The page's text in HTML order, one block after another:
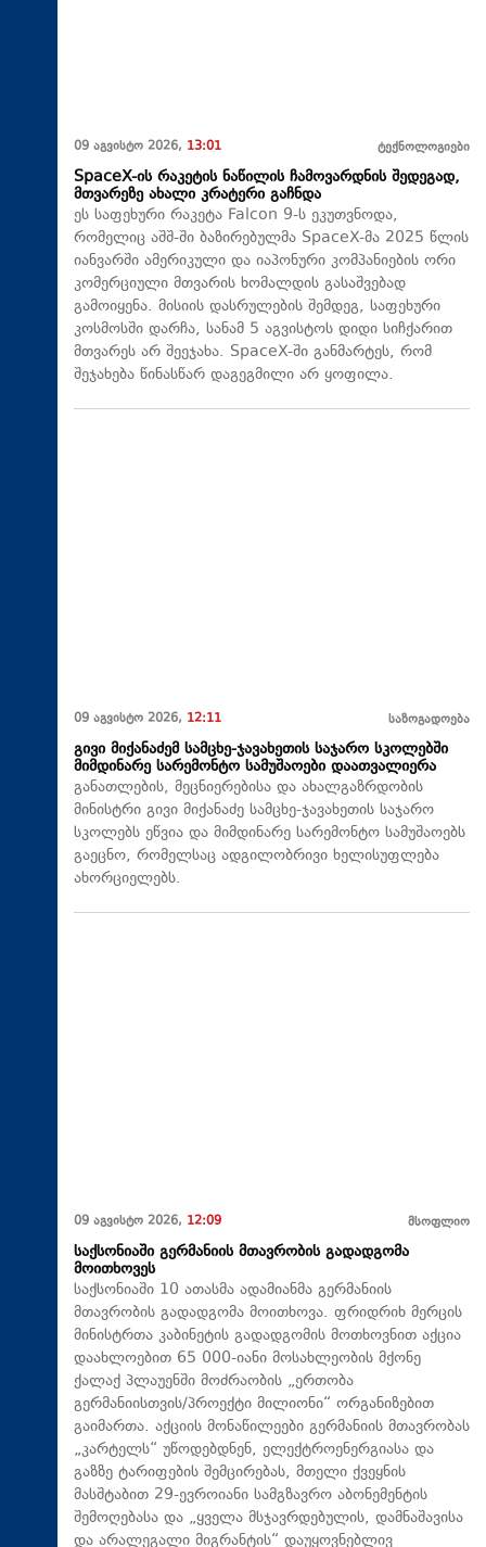
09 აგვისტო 2026, 13:01 ტექნოლოგიები
SpaceX-ის რაკეტის ნაწილის ჩამოვარდნის შედეგად,
მთვარეზე ახალი კრატერი გაჩნდა
ეს საფეხური რაკეტა Falcon 9-ს ეკუთვნოდა,
რომელიც აშშ-ში ბაზირებულმა SpaceX-მა 2025 წლის
იანვარში ამერიკული და იაპონური კომპანიების ორი
კომერციული მთვარის ხომალდის გასაშვებად
გამოიყენა. მისიის დასრულების შემდეგ, საფეხური
კოსმოსში დარჩა, სანამ 5 აგვისტოს დიდი სიჩქარით
მთვარეს არ შეეჯახა.​ SpaceX-ში განმარტეს, რომ
შეჯახება წინასწარ დაგეგმილი არ ყოფილა.
09 აგვისტო 2026, 12:11 საზოგადოება
გივი მიქანაძემ სამცხე-ჯავახეთის საჯარო სკოლებში
მიმდინარე სარემონტო სამუშაოები დაათვალიერა
განათლების, მეცნიერებისა და ახალგაზრდობის
მინისტრი გივი მიქანაძე სამცხე-ჯავახეთის საჯარო
სკოლებს ეწვია და მიმდინარე სარემონტო სამუშაოებს
გაეცნო, რომელსაც ადგილობრივი ხელისუფლება
ახორციელებს.
09 აგვისტო 2026, 12:09 მსოფლიო
საქსონიაში გერმანიის მთავრობის გადადგომა
მოითხოვეს
საქსონიაში 10 ათასმა ადამიანმა გერმანიის
მთავრობის გადადგომა მოითხოვა. ფრიდრიხ მერცის
მინისტრთა კაბინეტის გადადგომის მოთხოვნით აქცია
დაახლოებით 65 000-იანი მოსახლეობის მქონე
ქალაქ პლაუენში მოძრაობის „ერთობა
გერმანიისთვის/პროექტი მილიონი“ ორგანიზებით
გაიმართა. აქციის მონაწილეები გერმანიის მთავრობას
„კარტელს“ უწოდებდნენ, ელექტროენერგიასა და
გაზზე ტარიფების შემცირებას, მთელი ქვეყნის
მასშტაბით 29-ევროიანი სამგზავრო აბონემენტის
შემოღებასა და „ყველა მსჯავრდებულის, დამნაშავისა
და არალეგალი მიგრანტის“ დაუყოვნებლივ